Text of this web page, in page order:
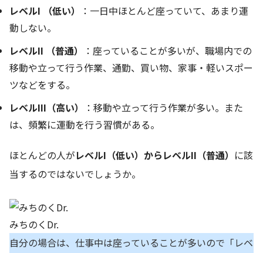
レベルI （低い）
：一日中ほとんど座っていて、あまり運
動しない。
レベルII （普通）
：座っていることが多いが、職場内での
移動や立って行う作業、通勤、買い物、家事・軽いスポー
ツなどをする。
レベルIII（高い）
：移動や立って行う作業が多い。また
は、頻繁に運動を行う習慣がある。
ほとんどの人がレベルI（低い）からレベルII（普通） に該
当するのではないでしょうか。
みちのくDr.
自分の場合は、仕事中は座っていることが多いので「レベ